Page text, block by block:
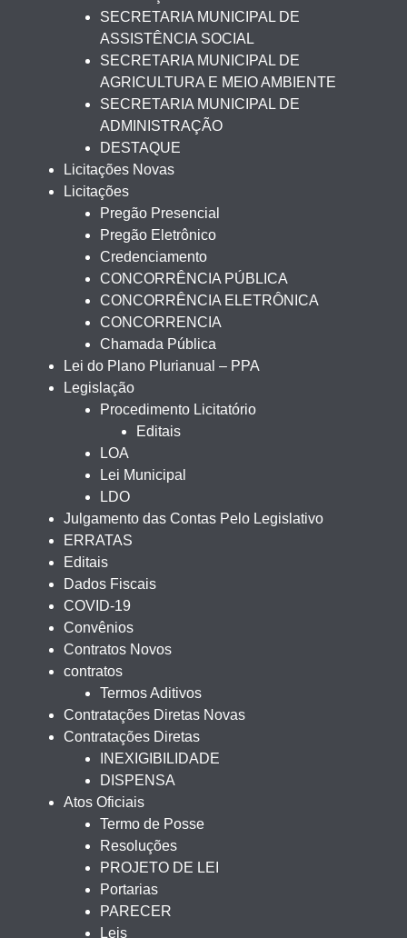
SECRETARIA MUNICIPAL DE
ASSISTÊNCIA SOCIAL
SECRETARIA MUNICIPAL DE
AGRICULTURA E MEIO AMBIENTE
SECRETARIA MUNICIPAL DE
ADMINISTRAÇÃO
DESTAQUE
Licitações Novas
Licitações
Pregão Presencial
Pregão Eletrônico
Credenciamento
CONCORRÊNCIA PÚBLICA
CONCORRÊNCIA ELETRÔNICA
CONCORRENCIA
Chamada Pública
Lei do Plano Plurianual – PPA
Legislação
Procedimento Licitatório
Editais
LOA
Lei Municipal
LDO
Julgamento das Contas Pelo Legislativo
ERRATAS
Editais
Dados Fiscais
COVID-19
Convênios
Contratos Novos
contratos
Termos Aditivos
Contratações Diretas Novas
Contratações Diretas
INEXIGIBILIDADE
DISPENSA
Atos Oficiais
Termo de Posse
Resoluções
PROJETO DE LEI
Portarias
PARECER
Leis